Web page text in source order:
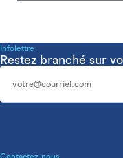
Infolettre
Infolettre
Restez branché sur